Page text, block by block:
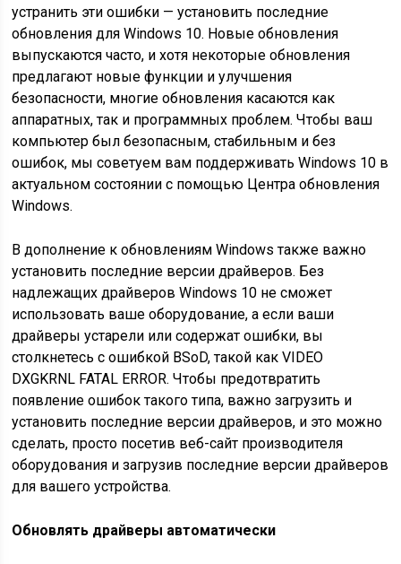
устранить эти ошибки — установить последние
обновления для Windows 10. Новые обновления
выпускаются часто, и хотя некоторые обновления
предлагают новые функции и улучшения
безопасности, многие обновления касаются как
аппаратных, так и программных проблем. Чтобы ваш
компьютер был безопасным, стабильным и без
ошибок, мы советуем вам поддерживать Windows 10 в
актуальном состоянии с помощью Центра обновления
Windows.
В дополнение к обновлениям Windows также важно
установить последние версии драйверов. Без
надлежащих драйверов Windows 10 не сможет
использовать ваше оборудование, а если ваши
драйверы устарели или содержат ошибки, вы
столкнетесь с ошибкой BSoD, такой как VIDEO
DXGKRNL FATAL ERROR. Чтобы предотвратить
появление ошибок такого типа, важно загрузить и
установить последние версии драйверов, и это можно
сделать, просто посетив веб-сайт производителя
оборудования и загрузив последние версии драйверов
для вашего устройства.
Обновлять драйверы автоматически